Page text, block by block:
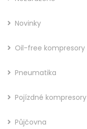
Novinky
Oil-free kompresory
Pneumatika
Pojízdné kompresory
Půjčovna